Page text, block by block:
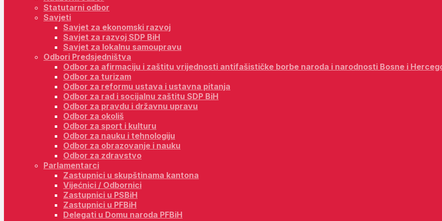
Statutarni odbor
Savjeti
Savjet za ekonomski razvoj
Savjet za razvoj SDP BiH
Savjet za lokalnu samoupravu
Odbori Predsjedništva
Odbor za afirmaciju i zaštitu vrijednosti antifašističke borbe naroda i narodnosti Bosne i
Odbor za turizam
Odbor za reformu ustava i ustavna pitanja
Odbor za rad i socijalnu zaštitu SDP BiH
Odbor za pravdu i državnu upravu
Odbor za okoliš
Odbor za sport i kulturu
Odbor za nauku i tehnologiju
Odbor za obrazovanje i nauku
Odbor za zdravstvo
Parlamentarci
Zastupnici u skupštinama kantona
Vijećnici / Odbornici
Zastupnici u PSBiH
Zastupnici u PFBiH
Delegati u Domu naroda PFBiH